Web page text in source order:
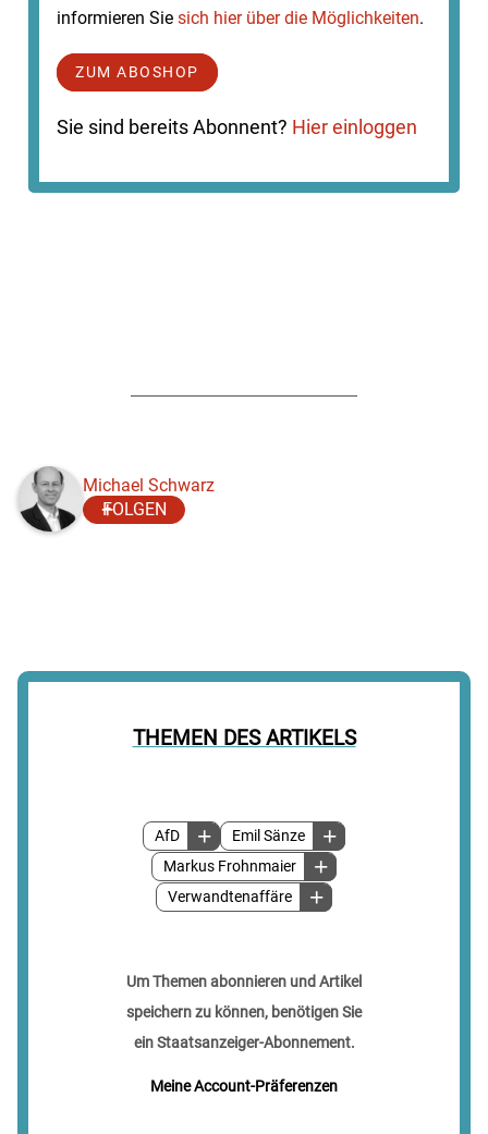
THEMEN DES ARTIKELS
AfD
Emil Sänze
Markus Frohnmaier
Verwandtenaffäre
Um Themen abonnieren und Artikel
speichern zu können, benötigen Sie
ein Staatsanzeiger-Abonnement.
Meine Account-Präferenzen
informieren Sie sich hier über die Möglichkeiten.
ZUM ABOSHOP
Sie sind bereits Abonnent? Hier einloggen
Michael Schwarz
FOLGEN